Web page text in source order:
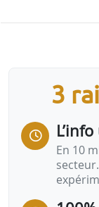
sanitaires et
un score
3
En 10